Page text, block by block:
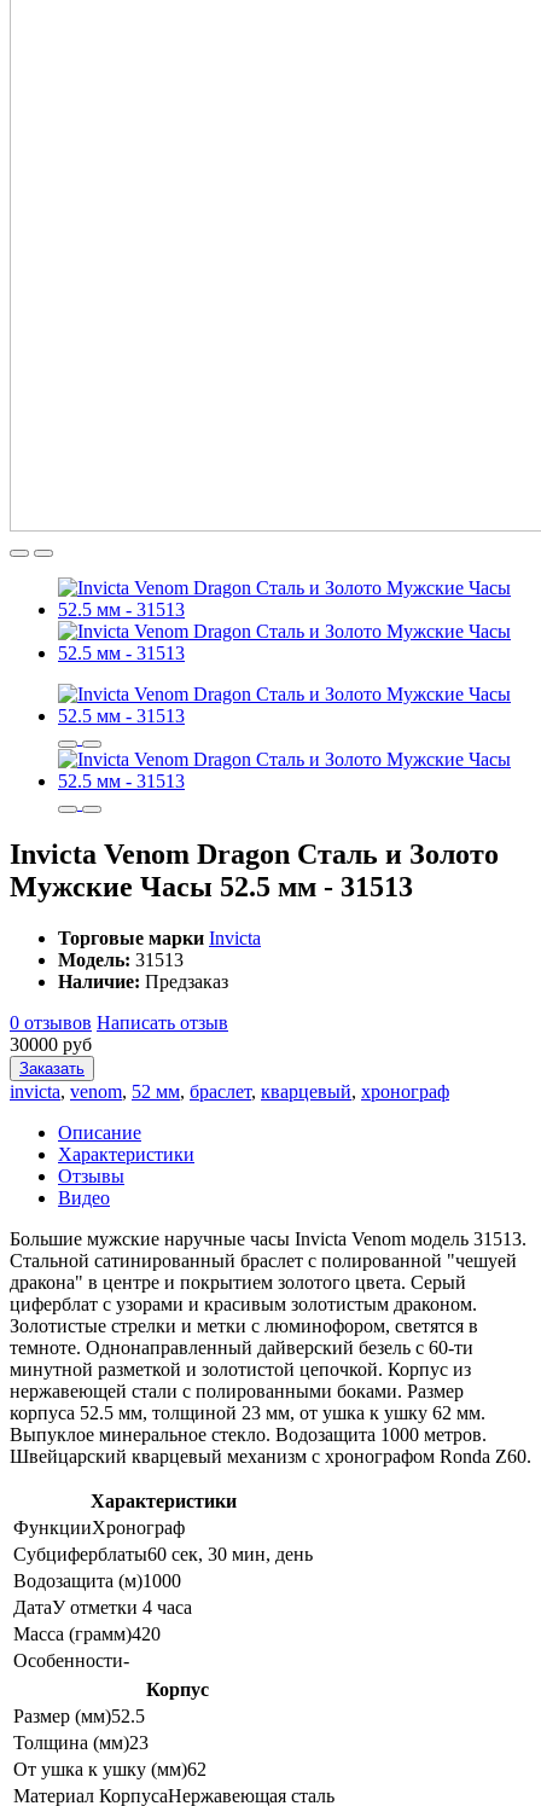
Invicta Venom Dragon Сталь и Золото
Мужские Часы 52.5 мм - 31513
Торговые марки Invicta
Модель: 31513
Наличие: Предзаказ
0 отзывов Написать отзыв
30000 руб
Заказать
invicta, venom, 52 мм, браслет, кварцевый, хронограф
Описание
Характеристики
Отзывы
Видео
Большие мужские наручные часы Invicta Venom модель 31513.
Стальной сатинированный браслет с полированной "чешуей
дракона" в центре и покрытием золотого цвета. Серый
циферблат с узорами и красивым золотистым драконом.
Золотистые стрелки и метки с люминофором, светятся в
темноте. Однонаправленный дайверский безель с 60-ти
минутной разметкой и золотистой цепочкой. Корпус из
нержавеющей стали с полированными боками. Размер
корпуса 52.5 мм, толщиной 23 мм, от ушка к ушку 62 мм.
Выпуклое минеральное стекло. Водозащита 1000 метров.
Швейцарский кварцевый механизм с хронографом Ronda Z60.
Характеристики
ФункцииХронограф
Субциферблаты60 сек, 30 мин, день
Водозащита (м)1000
ДатаУ отметки 4 часа
Масса (грамм)420
Особенности-
Корпус
Размер (мм)52.5
Толщина (мм)23
От ушка к ушку (мм)62
Материал КорпусаНержавеющая сталь